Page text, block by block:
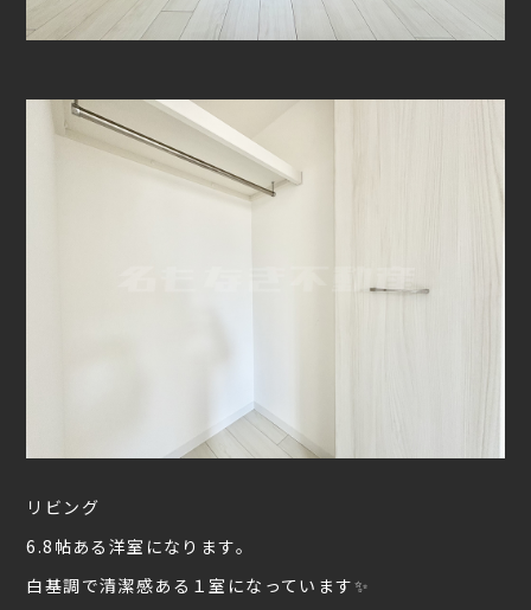
リビング
6.8帖ある洋室になります。
白基調で清潔感ある１室になっています✨